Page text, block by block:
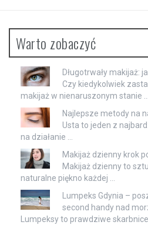
Warto zobaczyć
Długotrwały makijaż:
Czy kiedykolwiek
makijaż w nienaruszonym stanie …
Najlepsze metody na
Usta to jeden z
na działanie …
Makijaż dzienny krok
Makijaż dzienny to
naturalne piękno każdej …
Lumpeks Gdynia –
second handy nad
Lumpeksy to prawdziwe